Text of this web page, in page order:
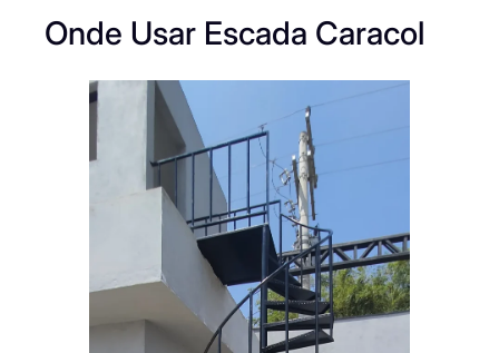
Onde Usar Escada Caracol